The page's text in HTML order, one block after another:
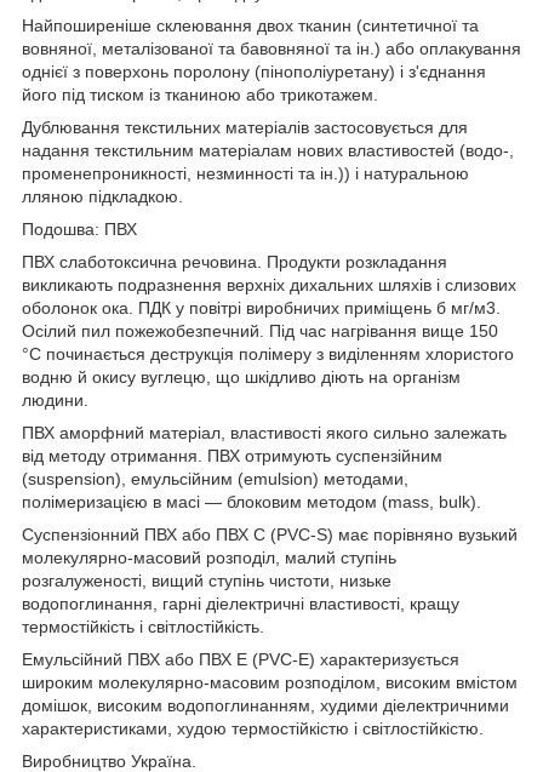
Найпоширеніше склеювання двох тканин (синтетичної та
вовняної, металізованої та бавовняної та ін.) або оплакування
однієї з поверхонь поролону (пінополіуретану) і з'єднання
його під тиском із тканиною або трикотажем.
Дублювання текстильних матеріалів застосовується для
надання текстильним матеріалам нових властивостей (водо-,
променепроникності, незминності та ін.)) і натуральною
лляною підкладкою.
Подошва: ПВХ
ПВХ слаботоксична речовина. Продукти розкладання
викликають подразнення верхніх дихальних шляхів і слизових
оболонок ока. ПДК у повітрі виробничих приміщень б мг/м3.
Осілий пил пожежобезпечний. Під час нагрівання вище 150
°C починається деструкція полімеру з виділенням хлористого
водню й окису вуглецю, що шкідливо діють на організм
людини.
ПВХ аморфний матеріал, властивості якого сильно залежать
від методу отримання. ПВХ отримують суспензійним
(suspension), емульсійним (emulsion) методами,
полімеризацією в масі — блоковим методом (mass, bulk).
Суспензіонний ПВХ або ПВХ С (PVC-S) має порівняно вузький
молекулярно-масовий розподіл, малий ступінь
розгалуженості, вищий ступінь чистоти, низьке
водопоглинання, гарні діелектричні властивості, кращу
термостійкість і світлостійкість.
Емульсійний ПВХ або ПВХ Е (PVC-E) характеризується
широким молекулярно-масовим розподілом, високим вмістом
домішок, високим водопоглинанням, худими діелектричними
характеристиками, худою термостійкістю і світлостійкістю.
Виробництво Україна.